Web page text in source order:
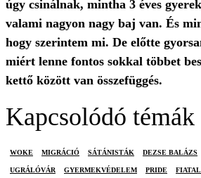
úgy csinálnak, mintha 3 éves
valami nagyon nagy baj van. És
hogy szerintem mi. De előtte
miért lenne fontos sokkal többet
kettő között van összefüggés.
Kapcsolódó témák
WOKE MIGRÁCIÓ SÁTÁNISTÁK DEZSE BALÁZS
UGRÁLÓVÁR GYERMEKVÉDELEM PRIDE